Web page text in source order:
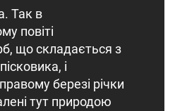
Так в
повіті
що складається з
і
березі річки
тут природою